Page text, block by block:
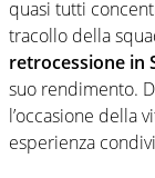
quasi tutti
tracollo della
retrocessione in
suo rendimento.
l’occasione della
esperienza